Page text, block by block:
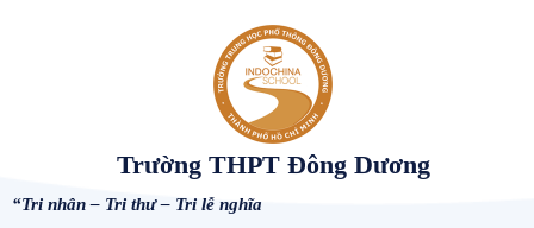
Trường THPT Đông Dương
“Tri nhân – Tri thư – Tri lễ nghĩa